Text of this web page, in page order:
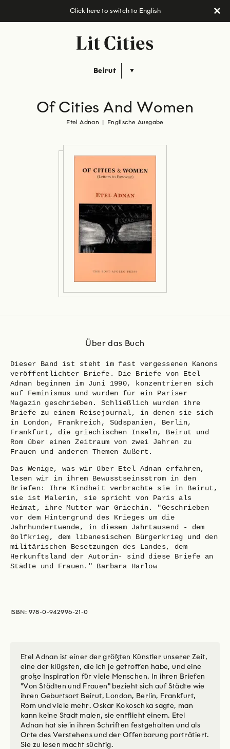
Beirut
Of Cities And Women
Etel Adnan Englische Ausgabe
Über das Buch
Dieser Band ist steht im fast vergessenen Kanons
veröffentlichter Briefe. Die Briefe von Etel
Adnan beginnen im Juni 1990, konzentrieren sich
auf Feminismus und wurden für ein Pariser
Magazin geschrieben. Schließlich wurden ihre
Briefe zu einem Reisejournal, in denen sie sich
in London, Frankreich, Südspanien, Berlin,
Frankfurt, die griechischen Inseln, Beirut und
Rom über einen Zeitraum von zwei Jahren zu
Frauen und anderen Themen äußert.
Das Wenige, was wir über Etel Adnan erfahren,
lesen wir in ihrem Bewusstseinsstrom in den
Briefen: Ihre Kindheit verbrachte sie in Beirut,
sie ist Malerin, sie spricht von Paris als
Heimat, ihre Mutter war Griechin. "Geschrieben
vor dem Hintergrund des Krieges um die
Jahrhundertwende, in diesem Jahrtausend - dem
Golfkrieg, dem libanesischen Bürgerkrieg und den
militärischen Besetzungen des Landes, dem
Herkunftsland der Autorin- sind diese Briefe an
Städte und Frauen." Barbara Harlow
ISBN: 978-0-942996-21-0
Etel Adnan ist einer der größten Künstler unserer Zeit,
eine der klügsten, die ich je getroffen habe, und eine
große Inspiration für viele Menschen. In ihren Briefen
"Von Städten und Frauen" bezieht sich auf Städte wie
ihren Geburtsort Beirut, London, Berlin, Frankfurt,
Rom und viele mehr. Oskar Kokoschka sagte, man
kann keine Stadt malen, sie entflieht einem. Etel
Adnan hat sie in ihren Schriften festgehalten und als
Orte des Verstehens und der Offenbarung porträtiert.
Sie zu lesen macht süchtig.
Click here to switch to English